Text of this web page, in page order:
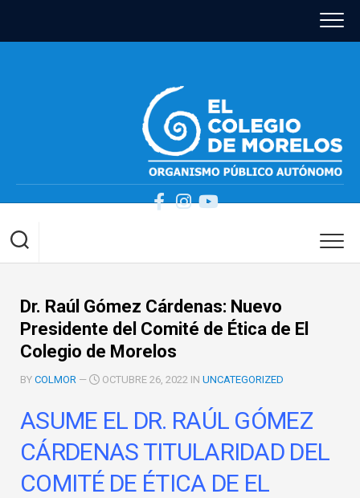
content
Dr. Raúl Gómez Cárdenas: Nuevo
Presidente del Comité de Ética de El
Colegio de Morelos
BY COLMOR — OCTUBRE 26, 2022 IN UNCATEGORIZED
ASUME EL DR. RAÚL GÓMEZ
CÁRDENAS TITULARIDAD DEL
COMITÉ DE ÉTICA DE EL